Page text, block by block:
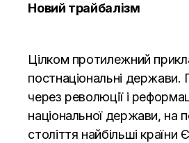
Новий трайбалізм
Цілком протилежний
постнаціональні
через революції і
національної держави, на
століття найбільші